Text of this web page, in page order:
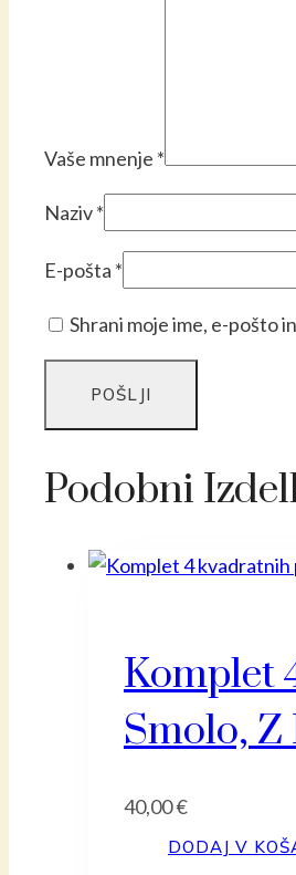
Vaše mnenje *
Naziv*
E-pošta *
Shrani moje ime, e-pošto
Podobni
Komplet
Smolo,
40,00€
DODAJ V